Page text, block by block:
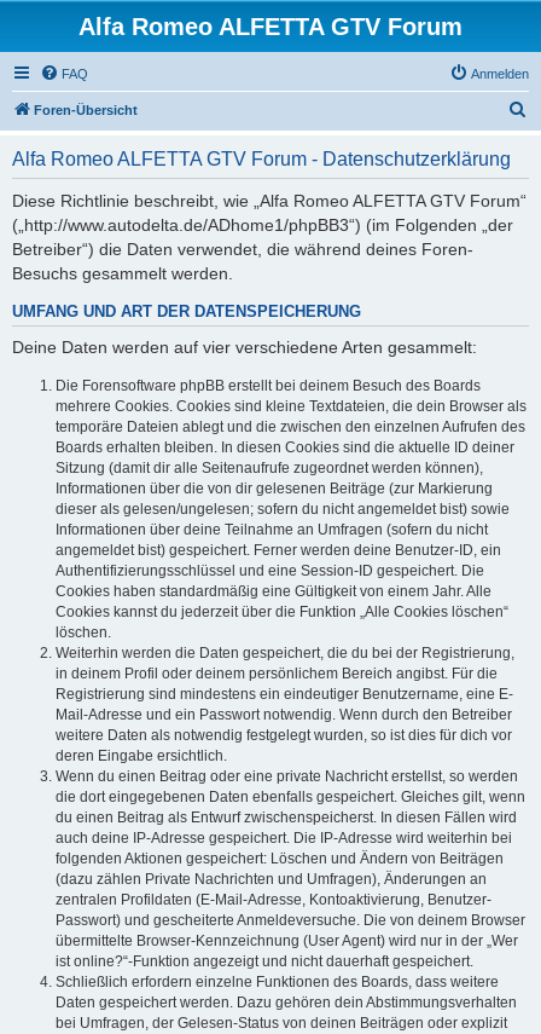
Alfa Romeo ALFETTA GTV Forum
FAQ Anmelden
Foren-Übersicht
Alfa Romeo ALFETTA GTV Forum - Datenschutzerklärung
Diese Richtlinie beschreibt, wie „Alfa Romeo ALFETTA GTV Forum“
(„http://www.autodelta.de/ADhome1/phpBB3“) (im Folgenden „der
Betreiber“) die Daten verwendet, die während deines Foren-
Besuchs gesammelt werden.
UMFANG UND ART DER DATENSPEICHERUNG
Deine Daten werden auf vier verschiedene Arten gesammelt:
Die Forensoftware phpBB erstellt bei deinem Besuch des Boards
mehrere Cookies. Cookies sind kleine Textdateien, die dein Browser als
temporäre Dateien ablegt und die zwischen den einzelnen Aufrufen des
Boards erhalten bleiben. In diesen Cookies sind die aktuelle ID deiner
Sitzung (damit dir alle Seitenaufrufe zugeordnet werden können),
Informationen über die von dir gelesenen Beiträge (zur Markierung
dieser als gelesen/ungelesen; sofern du nicht angemeldet bist) sowie
Informationen über deine Teilnahme an Umfragen (sofern du nicht
angemeldet bist) gespeichert. Ferner werden deine Benutzer-ID, ein
Authentifizierungsschlüssel und eine Session-ID gespeichert. Die
Cookies haben standardmäßig eine Gültigkeit von einem Jahr. Alle
Cookies kannst du jederzeit über die Funktion „Alle Cookies löschen“
löschen.
Weiterhin werden die Daten gespeichert, die du bei der Registrierung,
in deinem Profil oder deinem persönlichem Bereich angibst. Für die
Registrierung sind mindestens ein eindeutiger Benutzername, eine E-
Mail-Adresse und ein Passwort notwendig. Wenn durch den Betreiber
weitere Daten als notwendig festgelegt wurden, so ist dies für dich vor
deren Eingabe ersichtlich.
Wenn du einen Beitrag oder eine private Nachricht erstellst, so werden
die dort eingegebenen Daten ebenfalls gespeichert. Gleiches gilt, wenn
du einen Beitrag als Entwurf zwischenspeicherst. In diesen Fällen wird
auch deine IP-Adresse gespeichert. Die IP-Adresse wird weiterhin bei
folgenden Aktionen gespeichert: Löschen und Ändern von Beiträgen
(dazu zählen Private Nachrichten und Umfragen), Änderungen an
zentralen Profildaten (E-Mail-Adresse, Kontoaktivierung, Benutzer-
Passwort) und gescheiterte Anmeldeversuche. Die von deinem Browser
übermittelte Browser-Kennzeichnung (User Agent) wird nur in der „Wer
ist online?“-Funktion angezeigt und nicht dauerhaft gespeichert.
Schließlich erfordern einzelne Funktionen des Boards, dass weitere
Daten gespeichert werden. Dazu gehören dein Abstimmungsverhalten
bei Umfragen, der Gelesen-Status von deinen Beiträgen oder explizit